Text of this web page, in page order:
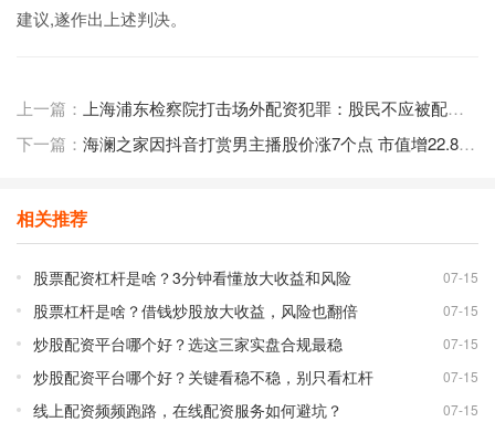
建议,遂作出上述判决。
上一篇： 上海浦东检察院打击场外配资犯罪：股民不应被配资假象迷惑
下一篇： 海澜之家因抖音打赏男主播股价涨7个点 市值增22.8亿背后原因
相关推荐
股票配资杠杆是啥？3分钟看懂放大收益和风险 07-15
股票杠杆是啥？借钱炒股放大收益，风险也翻倍 07-15
炒股配资平台哪个好？选这三家实盘合规最稳 07-15
炒股配资平台哪个好？关键看稳不稳，别只看杠杆 07-15
线上配资频频跑路，在线配资服务如何避坑？ 07-15